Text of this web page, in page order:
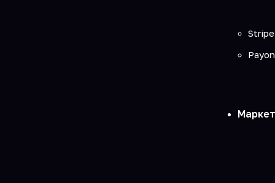
Stripe